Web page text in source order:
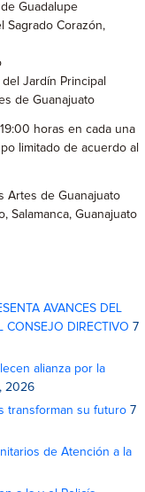
Guadalupe
Sagrado Corazón,
Jardín Principal
de Guanajuato
horas en cada una
limitado de acuerdo al
Artes de Guanajuato
Salamanca, Guanajuato
AVANCES DEL
CONSEJO DIRECTIVO 7
alianza por la
2026
transforman su futuro 7
de Atención a la